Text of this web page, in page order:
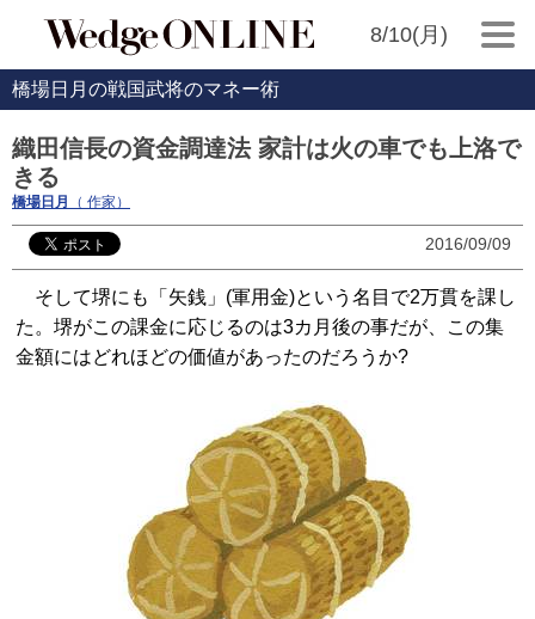
8/10(月)
橋場日月の戦国武将のマネー術
織田信長の資金調達法 家計は火の車でも上洛で
きる
橋場日月 （ 作家）
2016/09/09
そして堺にも「矢銭」(軍用金)という名目で2万貫を課し
た。堺がこの課金に応じるのは3カ月後の事だが、この集
金額にはどれほどの価値があったのだろうか?